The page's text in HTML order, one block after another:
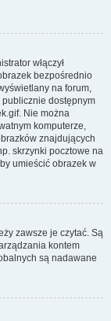
włączył
bezpośrednio
na forum,
dostępnym
Nie można
komputerze,
znajdujących
skrzynki pocztowe na
umieścić obrazek w
zawsze je czytać. Są
kontem
są nadawane